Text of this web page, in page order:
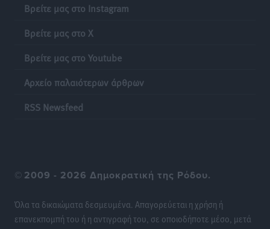
Βρείτε μας στο Instagram
Βρείτε μας στο X
Βρείτε μας στο Youtube
Αρχείο παλαιότερων άρθρων
RSS Newsfeed
© 2009 - 2026 Δημοκρατική της Ρόδου.
Όλα τα δικαιώματα δεσμευμένα. Απαγορεύεται η χρήση ή
επανεκπομπή του ή η αντιγραφή του, σε οποιοδήποτε μέσο, μετά